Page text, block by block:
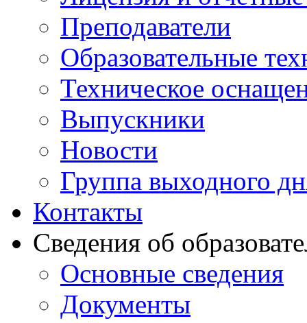
Преподаватели
Образовательные
Техническое
Выпускники
Новости
Группа выходного
Контакты
Сведения об
Основные сведения
Документы